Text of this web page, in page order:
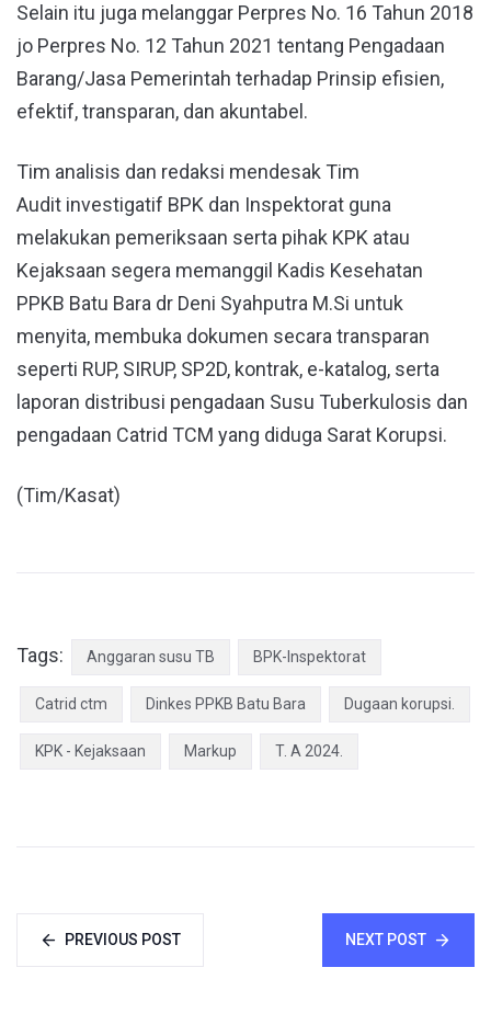
Selain itu juga melanggar Perpres No. 16 Tahun 2018
jo Perpres No. 12 Tahun 2021 tentang Pengadaan
Barang/Jasa Pemerintah terhadap Prinsip efisien,
efektif, transparan, dan akuntabel.
Tim analisis dan redaksi mendesak Tim
Audit investigatif BPK dan Inspektorat guna
melakukan pemeriksaan serta pihak KPK atau
Kejaksaan segera memanggil Kadis Kesehatan
PPKB Batu Bara dr Deni Syahputra M.Si untuk
menyita, membuka dokumen secara transparan
seperti RUP, SIRUP, SP2D, kontrak, e-katalog, serta
laporan distribusi pengadaan Susu Tuberkulosis dan
pengadaan Catrid TCM yang diduga Sarat Korupsi.
(Tim/Kasat)
Tags: Anggaran susu TB BPK-Inspektorat
Catrid ctm Dinkes PPKB Batu Bara Dugaan korupsi.
KPK - Kejaksaan Markup T. A 2024.
PREVIOUS POST NEXT POST